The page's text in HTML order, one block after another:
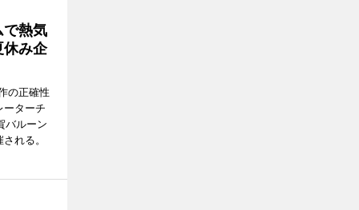
熱気
み企
の正確性
ーターチ
バルーン
れる。